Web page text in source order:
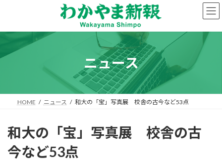
ン
へ
プ
ー
ョ
動
ニュース
HOME ニュース 和大の「宝」写真展 校舎の古今など53点
和大の「宝」写真展 校舎の古
今など53点